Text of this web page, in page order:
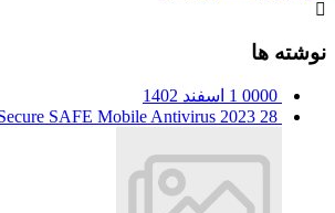
نوشته ها
0000 1 اسفند 1402
SAFE Mobile Antivirus 2023 28 بهمن 1400